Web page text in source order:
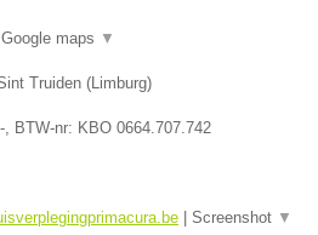
Google maps ▼
Truiden ( Limburg)
- , BTW-nr: KBO 0664.707.742
Screenshot ▼